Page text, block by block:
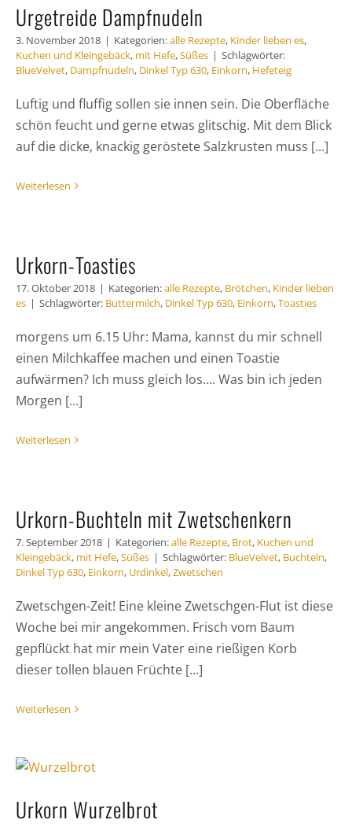
Urgetreide Dampfnudeln
3. November 2018 | Kategorien:alle Rezepte, Kinder lieben es,
Kuchen und Kleingebäck, mit Hefe,Süßes | Schlagwörter:
BlueVelvet, Dampfnudeln, Dinkel Typ 630, Einkorn, Hefeteig
Luftig und fluffig sollen sie innen sein. Die Oberfläche
schön feucht und gerne etwas glitschig. Mit dem Blick
auf die dicke, knackig geröstete Salzkrusten muss [...]
Weiterlesen
Urkorn-Toasties
17. Oktober 2018 | Kategorien:alle Rezepte, Brötchen, Kinder lieben
es | Schlagwörter: Buttermilch, Dinkel Typ 630, Einkorn,Toasties
morgens um 6.15 Uhr: Mama, kannst du mir schnell
einen Milchkaffee machen und einen Toastie
aufwärmen? Ich muss gleich los…. Was bin ich jeden
Morgen [...]
Weiterlesen
Urkorn-Buchteln mit Zwetschenkern
7. September 2018 | Kategorien:alle Rezepte, Brot, Kuchen und
Kleingebäck, mit Hefe,Süßes | Schlagwörter: BlueVelvet, Buchteln,
Dinkel Typ 630, Einkorn, Urdinkel,Zwetschen
Zwetschgen-Zeit! Eine kleine Zwetschgen-Flut ist diese
Woche bei mir angekommen. Frisch vom Baum
gepflückt hat mir mein Vater eine rießigen Korb
dieser tollen blauen Früchte [...]
Weiterlesen
Urkorn Wurzelbrot